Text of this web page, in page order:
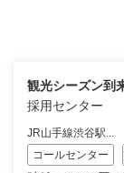
観光シーズン到
採用センター
JR山手線渋谷駅...
コールセンター